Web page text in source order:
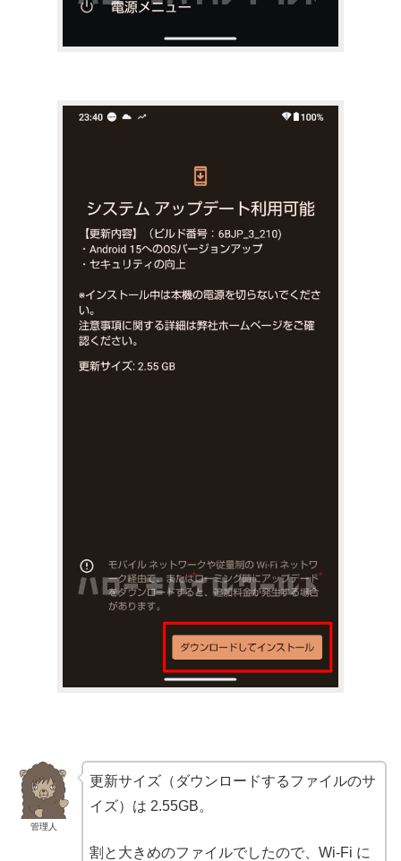
管理人
更新サイズ（ダウンロードするファイルのサ
イズ）は 2.55GB。
割と大きめのファイルでしたので、Wi-Fi に